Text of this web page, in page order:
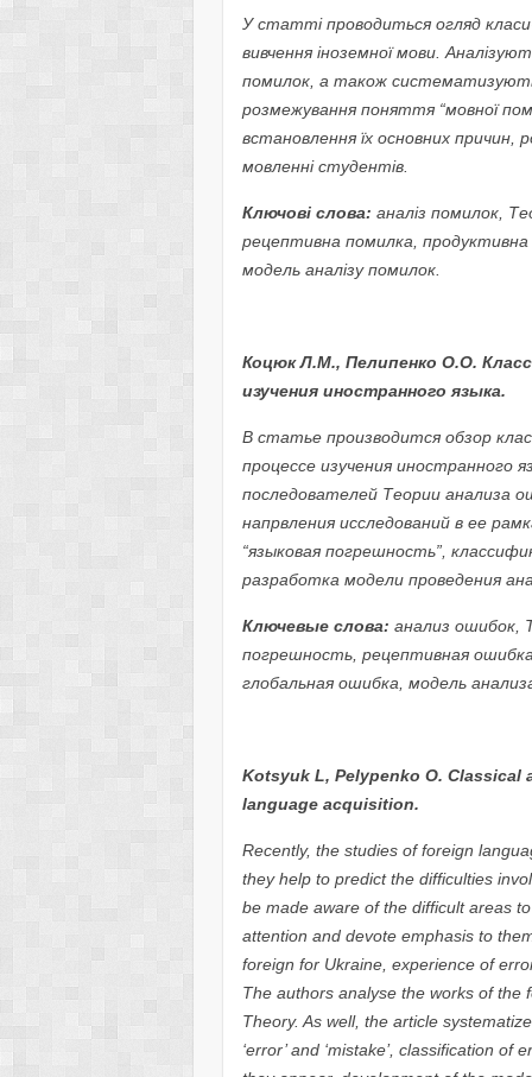
У статті проводиться огляд
вивчення іноземної мови.
помилок, а також
розмежування поняття “мовної
встановлення їх основних причин,
мовленні студентів.
Ключові слова: аналіз помилок,
рецептивна помилка,
модель аналізу помилок.
Коцюк Л.М., Пелипенко О.О.
изучения иностранного языка.
В статье производится обзор
процессе изучения иностранного
последователей Теории анализа
напрвления исследований в ее
“языковая погрешность”,
разработка модели проведения
Ключевые слова: анализ ошибок,
погрешность, рецептивная
глобальная ошибка, модель
Kotsyuk L, Pelypenko O.
language acquisition.
Recently, the studies of foreign
they help to predict the difficulties
be made aware of the difficult areas
attention and devote emphasis to
foreign for Ukraine, experience of
The authors analyse the works of the
Theory. As well, the article
‘error’ and ‘mistake’, classification